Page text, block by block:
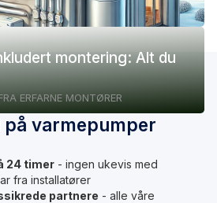
montering: Alt du
ERFARNE MONTØRER
på varmepumper
24 timer - ingen ukevis med
fra installatører
partnere - alle våre